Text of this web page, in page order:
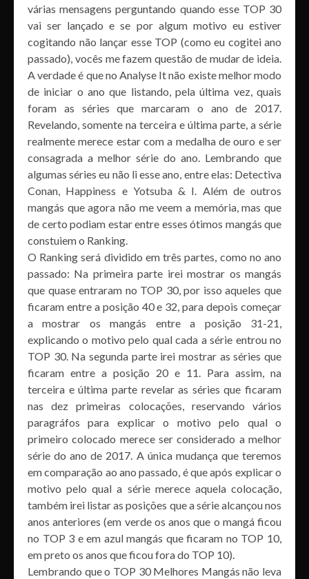
várias mensagens perguntando quando esse TOP 30
vai ser lançado e se por algum motivo eu estiver
cogitando não lançar esse TOP (como eu cogitei ano
passado), vocês me fazem questão de mudar de ideia.
A verdade é que no Analyse It não existe melhor modo
de iniciar o ano que listando, pela última vez, quais
foram as séries que marcaram o ano de 2017.
Revelando, somente na terceira e última parte, a série
realmente merece estar com a medalha de ouro e ser
consagrada a melhor série do ano. Lembrando que
algumas séries eu não li esse ano, entre elas: Detectiva
Conan, Happiness e Yotsuba & I. Além de outros
mangás que agora não me veem a memória, mas que
de certo podiam estar entre esses ótimos mangás que
constuiem o Ranking.
O Ranking será dividido em três partes, como no ano
passado: Na primeira parte irei mostrar os mangás
que quase entraram no TOP 30, por isso aqueles que
ficaram entre a posição 40 e 32, para depois começar
a mostrar os mangás entre a posição 31-21,
explicando o motivo pelo qual cada a série entrou no
TOP 30. Na segunda parte irei mostrar as séries que
ficaram entre a posição 20 e 11. Para assim, na
terceira e última parte revelar as séries que ficaram
nas dez primeiras colocações, reservando vários
paragráfos para explicar o motivo pelo qual o
primeiro colocado merece ser considerado a melhor
série do ano de 2017. A única mudança que teremos
em comparação ao ano passado, é que após explicar o
motivo pelo qual a série merece aquela colocação,
também irei listar as posições que a série alcançou nos
anos anteriores (em verde os anos que o mangá ficou
no TOP 3 e em azul mangás que ficaram no TOP 10,
em preto os anos que ficou fora do TOP 10).
Lembrando que o TOP 30 Melhores Mangás não leva